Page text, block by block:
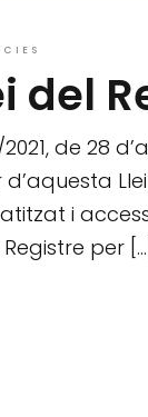
del
de 28
i
per